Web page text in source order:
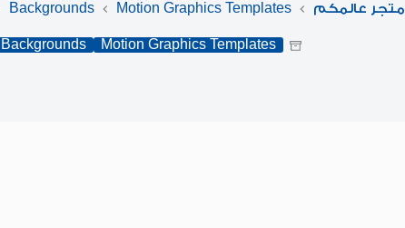
متجر عالمكم Motion Graphics Templates
Backgrounds
Backgrounds Motion Graphics Templates